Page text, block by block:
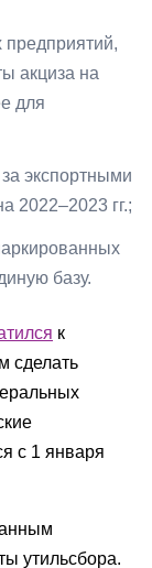
акциза на
для
экспортными
2022–2023 гг.;
базу.
к
сделать
с 1 января
утильсбора.